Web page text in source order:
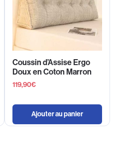
Coussin d’Assise Ergo
Doux en Coton Marron
119,90€
Ajouter au panier